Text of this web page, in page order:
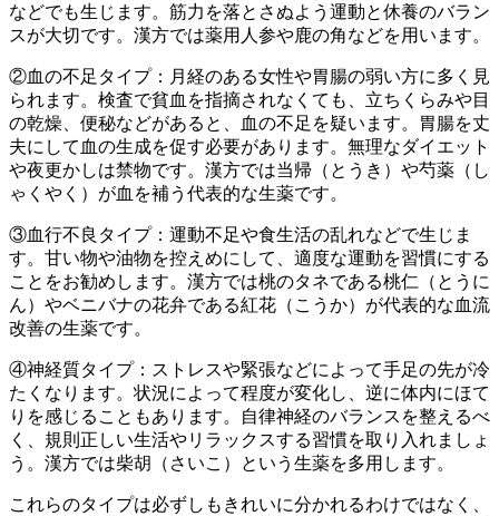
などでも生じます。筋力を落とさぬよう運動と休養のバラン
スが大切です。漢方では薬用人参や鹿の角などを用います。
②血の不足タイプ：月経のある女性や胃腸の弱い方に多く見
られます。検査で貧血を指摘されなくても、立ちくらみや目
の乾燥、便秘などがあると、血の不足を疑います。胃腸を丈
夫にして血の生成を促す必要があります。無理なダイエット
や夜更かしは禁物です。漢方では当帰（とうき）や芍薬（し
ゃくやく）が血を補う代表的な生薬です。
③血行不良タイプ：運動不足や食生活の乱れなどで生じま
す。甘い物や油物を控えめにして、適度な運動を習慣にする
ことをお勧めします。漢方では桃のタネである桃仁（とうに
ん）やベニバナの花弁である紅花（こうか）が代表的な血流
改善の生薬です。
④神経質タイプ：ストレスや緊張などによって手足の先が冷
たくなります。状況によって程度が変化し、逆に体内にほて
りを感じることもあります。自律神経のバランスを整えるべ
く、規則正しい生活やリラックスする習慣を取り入れましょ
う。漢方では柴胡（さいこ）という生薬を多用します。
これらのタイプは必ずしもきれいに分かれるわけではなく、